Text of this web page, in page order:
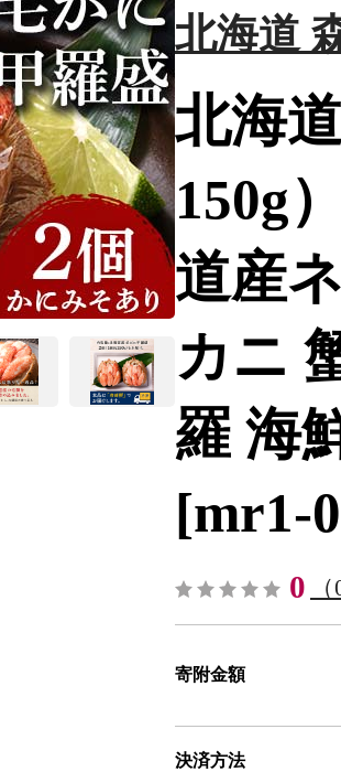
北海道
北海
150g
道産
カニ
羅 海
[mr1-
0
寄附金額
決済方法